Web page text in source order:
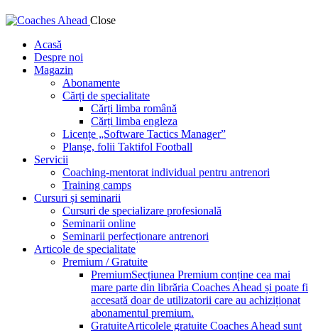
Close
Acasă
Despre noi
Magazin
Abonamente
Cărți de specialitate
Cărți limba română
Cărți limba engleza
Licențe „Software Tactics Manager”
Planșe, folii Taktifol Football
Servicii
Coaching-mentorat individual pentru antrenori
Training camps
Cursuri și seminarii
Cursuri de specializare profesională
Seminarii online
Seminarii perfecționare antrenori
Articole de specialitate
Premium / Gratuite
PremiumSecțiunea Premium conține cea mai
mare parte din librăria Coaches Ahead și poate fi
accesată doar de utilizatorii care au achiziționat
abonamentul premium.
GratuiteArticolele gratuite Coaches Ahead sunt